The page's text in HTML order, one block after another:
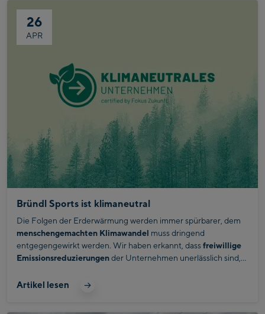
26
APR
Bründl Sports ist klimaneutral
Die Folgen der Erderwärmung werden immer spürbarer, dem
menschengemachten Klimawandel muss dringend
entgegengewirkt werden. Wir haben erkannt, dassfreiwillige
Emissionsreduzierungender Unternehmen unerlässlich sind,
Daher haben wir gemeinsam mit der
Artikel lesen